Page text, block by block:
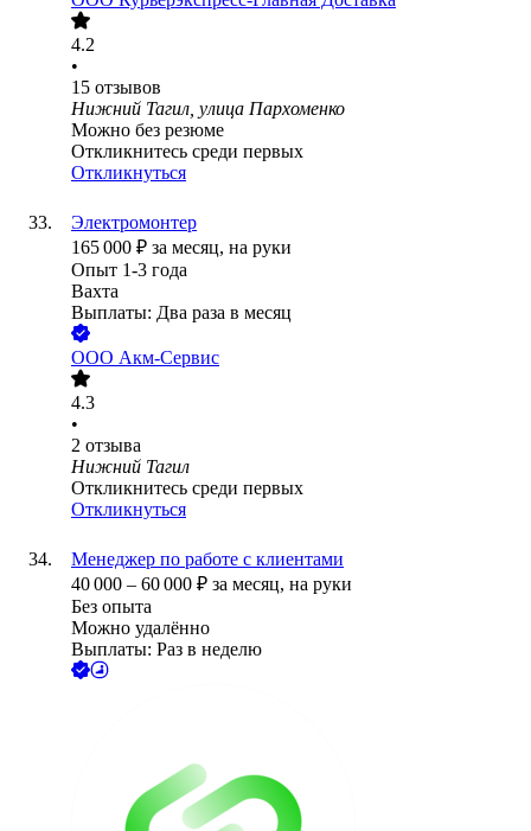
4.2
•
15 отзывов
Нижний Тагил, улица Пархоменко
Можно без резюме
Откликнитесь среди первых
Откликнуться
Электромонтер
165 000 ₽ за месяц, на руки
Опыт 1-3 года
Вахта
Выплаты: Два раза в месяц
ООО Акм-Сервис
4.3
•
2 отзыва
Нижний Тагил
Откликнитесь среди первых
Откликнуться
Менеджер по работе с клиентами
40 000 – 60 000 ₽ за месяц, на руки
Без опыта
Можно удалённо
Выплаты: Раз в неделю